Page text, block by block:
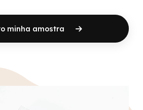
minha amostra